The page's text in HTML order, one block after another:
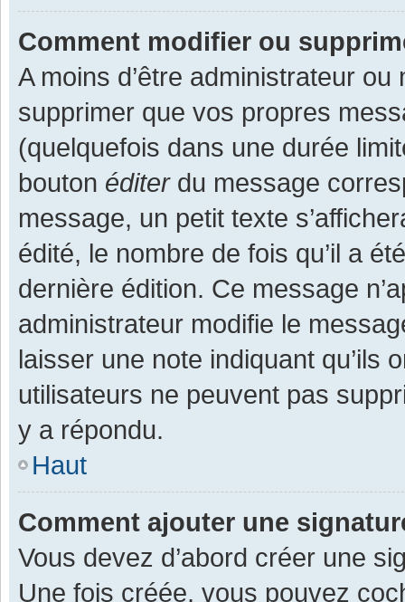
Comment modifier ou
A moins d’être administrateur
supprimer que vos propres
(quelquefois dans une durée
bouton éditerdu message
message, un petit texte
édité, le nombre de fois qu’il a
dernière édition. Ce message
administrateur modifie le
laisser une note indiquant qu’ils
utilisateurs ne peuvent pas
y a répondu.
Haut
Comment ajouter une
Vous devez d’abord créer une
Une fois créée, vous pouvez